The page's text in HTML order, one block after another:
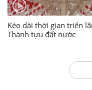
Kéo dài thời gian triển
Thành tựu đất nước